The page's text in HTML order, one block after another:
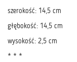
szerokość: 14,5 cm
głębokość: 14,5 cm
wysokość: 2,5 cm
* * *